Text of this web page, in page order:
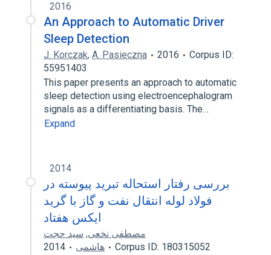
2016
An Approach to Automatic Driver
Sleep Detection
J. Korczak, A. Pasieczna 2016
Corpus ID:
55951403
This paper presents an approach to automatic
sleep detection using electroencephalogram
signals as a differentiating basis. The…
Expand
2014
بررسی رفتار استحاله تبرید پیوسته در
فولاد لوله انتقال نفت و گاز با گرید
ایکس هفتاد
مصطفی نخعی, سید حجت
هاشمی
2014
Corpus ID: 180315052